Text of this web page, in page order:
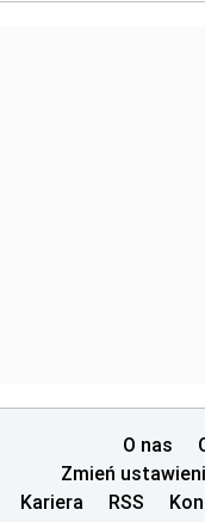
O nas
Zmień
Kariera
RSS